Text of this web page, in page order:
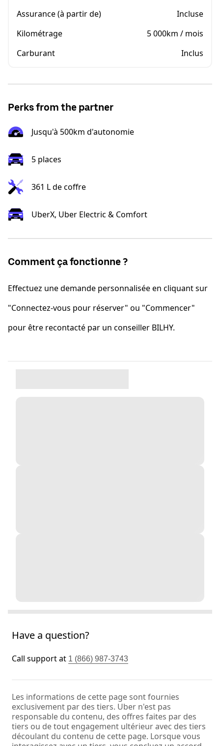
Assurance (à partir de)
Incluse
Kilométrage
5 000km / mois
Carburant
Inclus
Perks from the partner
Jusqu'à 500km d'autonomie
5 places
361 L de coffre
UberX, Uber Electric & Comfort
Comment ça fonctionne ?
Effectuez une demande personnalisée en cliquant sur
"Connectez-vous pour réserver" ou "Commencer"
pour être recontacté par un conseiller BILHY.
Have a question?
Call support at 1 (866) 987-3743
Les informations de cette page sont fournies
exclusivement par des tiers. Uber n'est pas
responsable du contenu, des offres faites par des
tiers ou de tout engagement ultérieur avec des tiers
découlant du contenu de cette page. Lorsque vous